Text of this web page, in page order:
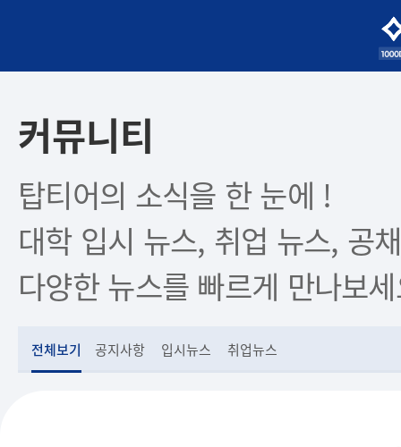
커뮤니티
탑티어의 소식을 한 눈에 !
대학 입시 뉴스, 취업 뉴스, 공
다양한 뉴스를 빠르게 만나보
전체보기 공지사항 입시뉴스 취업뉴스